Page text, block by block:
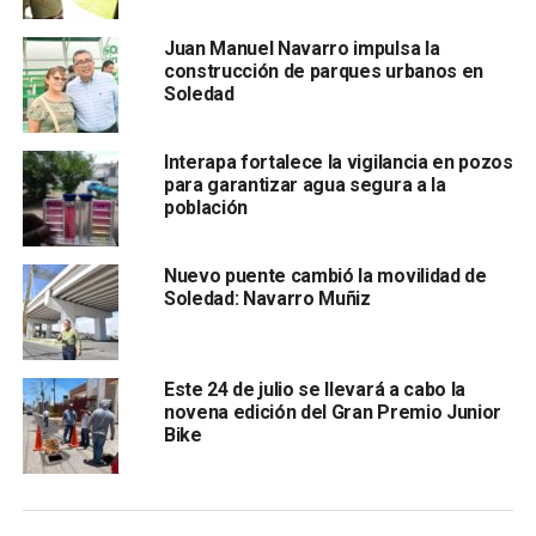
las y los asistentes disfrutaron de esta tradición
gastronómica con todos sus acompañamientos
tradicionales: frijoles refritos, cueritos, aguacate, cebolla,
culinaria.
La alcaldesa, Araceli Martínez Pérez
orgullosa de que Soledad sea parte en este magno evento
en el que Soledad ha dado muestra de su platillo
emblemático, el cual contó con buena logística.
Juan Manuel Navarro impulsa la
construcción de parques urbanos en
Soledad
Interapa fortalece la vigilancia en pozos
para garantizar agua segura a la
población
Nuevo puente cambió la movilidad de
Soledad: Navarro Muñiz
Este 24 de julio se llevará a cabo la
novena edición del Gran Premio Junior
Bike